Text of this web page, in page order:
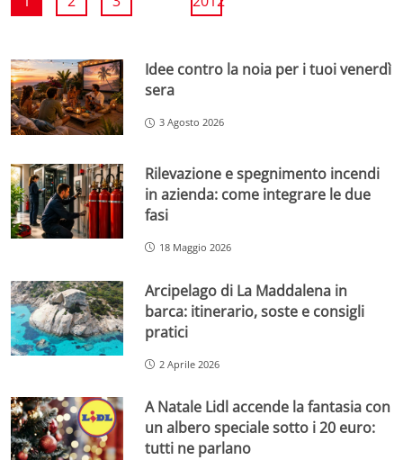
Idee contro la noia per i tuoi venerdì
sera
3 Agosto 2026
Rilevazione e spegnimento incendi
in azienda: come integrare le due
fasi
18 Maggio 2026
Arcipelago di La Maddalena in
barca: itinerario, soste e consigli
pratici
2 Aprile 2026
A Natale Lidl accende la fantasia con
un albero speciale sotto i 20 euro:
tutti ne parlano